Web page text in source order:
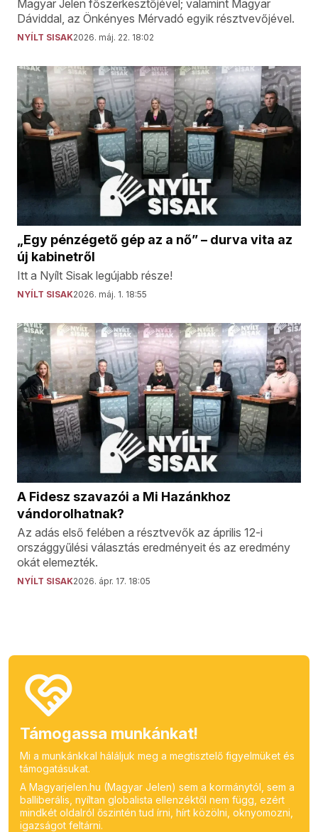
Magyar Jelen főszerkesztőjével; valamint Magyar
Dáviddal, az Önkényes Mérvadó egyik résztvevőjével.
NYÍLT SISAK2026. máj. 22. 18:02
„Egy pénzégető gép az a nő” – durva vita az
új kabinetről
Itt a Nyílt Sisak legújabb része!
NYÍLT SISAK2026. máj. 1. 18:55
A Fidesz szavazói a Mi Hazánkhoz
vándorolhatnak?
Az adás első felében a résztvevők az április 12-i
országgyűlési választás eredményeit és az eredmény
okát elemezték.
NYÍLT SISAK2026. ápr. 17. 18:05
Támogassa munkánkat!
Mi a munkánkkal háláljuk meg a megtisztelő figyelmüket és
támogatásukat.
A Magyarjelen.hu (Magyar Jelen) sem a kormánytól, sem a
balliberális, nyíltan globalista ellenzéktől nem függ, ezért
mindkét oldalról őszintén tud írni, hírt közölni, oknyomozni,
igazságot feltárni.